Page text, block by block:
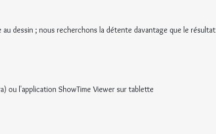
dessin ; nous recherchons la détente davantage que le résultat
ou l'application ShowTime Viewer sur tablette